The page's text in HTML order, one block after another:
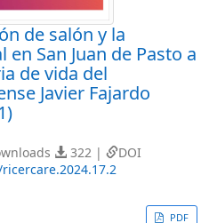
de salón y la
San Juan de Pasto a
de vida del
Javier Fajardo
322 |
DOI
PDF